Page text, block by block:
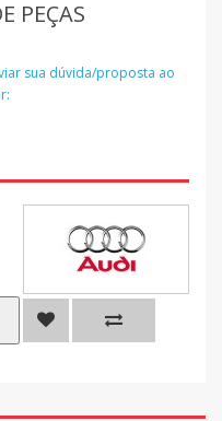
PEÇAS
sua dúvida/proposta ao